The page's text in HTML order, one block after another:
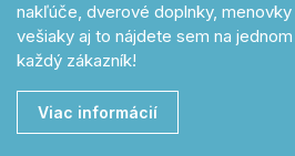
nakľúče, dverové doplnky,
vešiaky aj to nájdete sem na
každý zákazník!
Viac informácií